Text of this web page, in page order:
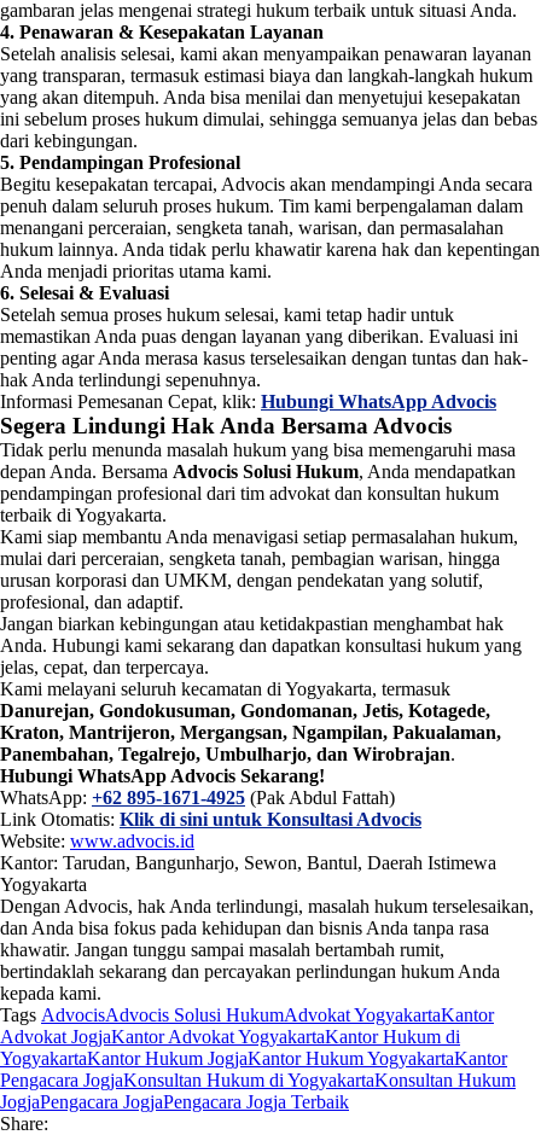
gambaran jelas mengenai strategi hukum terbaik untuk situasi Anda.
4. Penawaran & Kesepakatan Layanan
Setelah analisis selesai, kami akan menyampaikan penawaran layanan
yang transparan, termasuk estimasi biaya dan langkah-langkah hukum
yang akan ditempuh. Anda bisa menilai dan menyetujui kesepakatan
ini sebelum proses hukum dimulai, sehingga semuanya jelas dan bebas
dari kebingungan.
5. Pendampingan Profesional
Begitu kesepakatan tercapai, Advocis akan mendampingi Anda secara
penuh dalam seluruh proses hukum. Tim kami berpengalaman dalam
menangani perceraian, sengketa tanah, warisan, dan permasalahan
hukum lainnya. Anda tidak perlu khawatir karena hak dan kepentingan
Anda menjadi prioritas utama kami.
6. Selesai & Evaluasi
Setelah semua proses hukum selesai, kami tetap hadir untuk
memastikan Anda puas dengan layanan yang diberikan. Evaluasi ini
penting agar Anda merasa kasus terselesaikan dengan tuntas dan hak-
hak Anda terlindungi sepenuhnya.
Informasi Pemesanan Cepat, klik: Hubungi WhatsApp Advocis
Segera Lindungi Hak Anda Bersama Advocis
Tidak perlu menunda masalah hukum yang bisa memengaruhi masa
depan Anda. Bersama Advocis Solusi Hukum, Anda mendapatkan
pendampingan profesional dari tim advokat dan konsultan hukum
terbaik di Yogyakarta.
Kami siap membantu Anda menavigasi setiap permasalahan hukum,
mulai dari perceraian, sengketa tanah, pembagian warisan, hingga
urusan korporasi dan UMKM, dengan pendekatan yang solutif,
profesional, dan adaptif.
Jangan biarkan kebingungan atau ketidakpastian menghambat hak
Anda. Hubungi kami sekarang dan dapatkan konsultasi hukum yang
jelas, cepat, dan terpercaya.
Kami melayani seluruh kecamatan di Yogyakarta, termasuk
Danurejan, Gondokusuman, Gondomanan, Jetis, Kotagede,
Kraton, Mantrijeron, Mergangsan, Ngampilan, Pakualaman,
Panembahan, Tegalrejo, Umbulharjo, dan Wirobrajan.
Hubungi WhatsApp Advocis Sekarang!
WhatsApp: +62 895-1671-4925 (Pak Abdul Fattah)
Link Otomatis: Klik di sini untuk Konsultasi Advocis
Website: www.advocis.id
Kantor: Tarudan, Bangunharjo, Sewon, Bantul, Daerah Istimewa
Yogyakarta
Dengan Advocis, hak Anda terlindungi, masalah hukum terselesaikan,
dan Anda bisa fokus pada kehidupan dan bisnis Anda tanpa rasa
khawatir. Jangan tunggu sampai masalah bertambah rumit,
bertindaklah sekarang dan percayakan perlindungan hukum Anda
kepada kami.
Tags AdvocisAdvocis Solusi HukumAdvokat YogyakartaKantor
Advokat JogjaKantor Advokat YogyakartaKantor Hukum di
YogyakartaKantor Hukum JogjaKantor Hukum YogyakartaKantor
Pengacara JogjaKonsultan Hukum di YogyakartaKonsultan Hukum
JogjaPengacara JogjaPengacara Jogja Terbaik
Share: